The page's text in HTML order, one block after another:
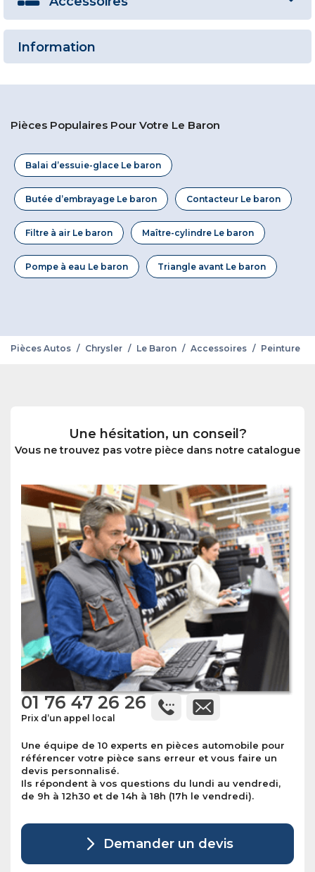
Information
Pièces Populaires Pour Votre Le Baron
Balai d’essuie-glace Le baron
Butée d’embrayage Le baron Contacteur Le baron
Filtre à air Le baron Maître-cylindre Le baron
Pompe à eau Le baron Triangle avant Le baron
Pièces Autos / Chrysler / Le Baron / Accessoires / Peinture
Une hésitation, un conseil?
Vous ne trouvez pas votre pièce dans notre catalogue
01 76 47 26 26
Prix d’un appel local
Une équipe de 10 experts en pièces automobile pour
référencer votre pièce sans erreur et vous faire un
devis personnalisé.
Ils répondent à vos questions du lundi au vendredi,
de 9h à 12h30 et de 14h à 18h (17h le vendredi).
Demander un devis